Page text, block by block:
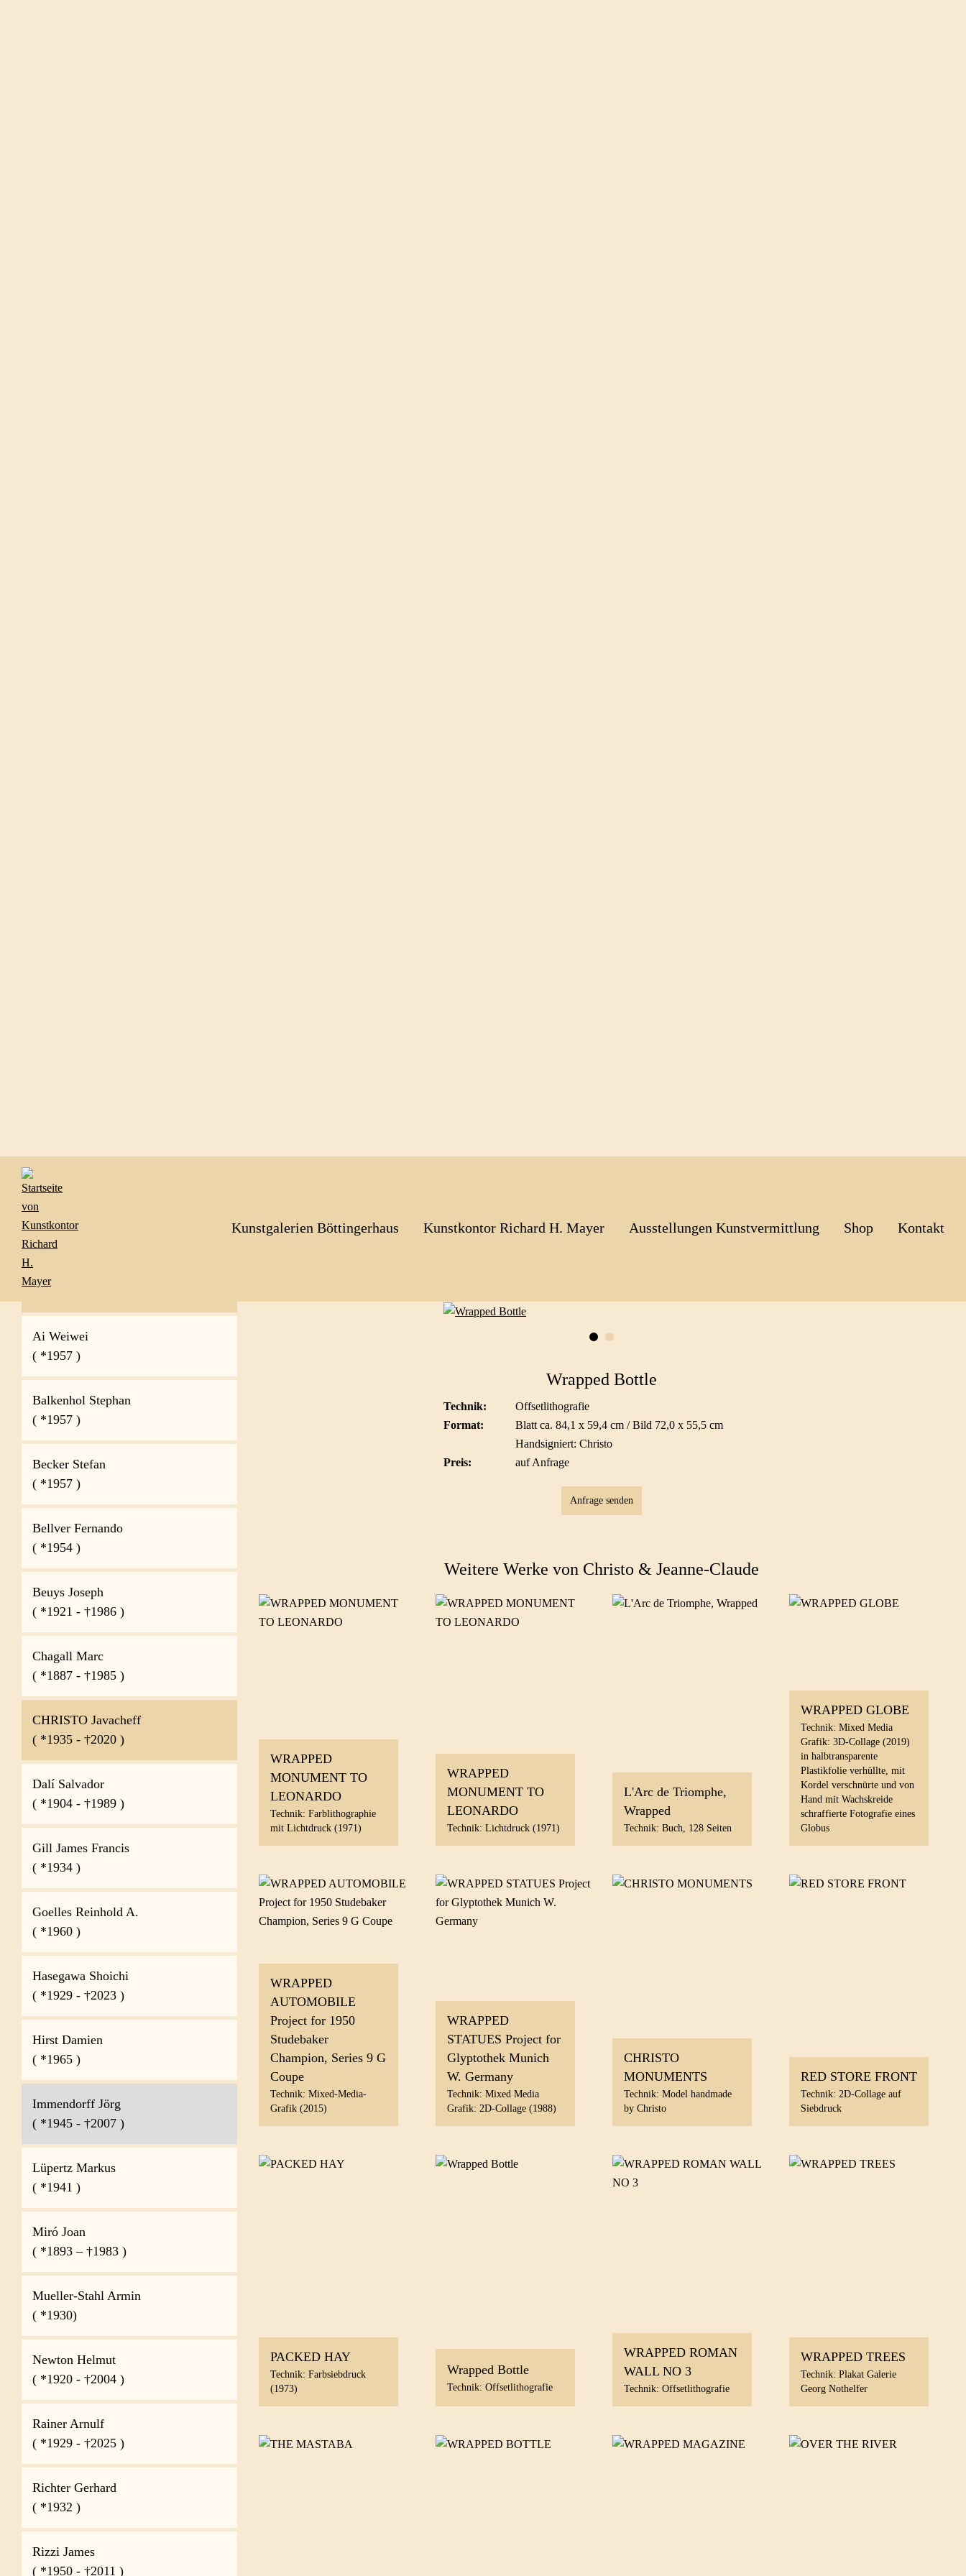
Kunstgalerien Böttingerhaus Kunstkontor Richard H. Mayer Ausstellungen Kunstvermittlung Shop Kontakt
Künstler
Ai Weiwei
( *1957 )
Balkenhol Stephan
( *1957 )
Becker Stefan
( *1957 )
Bellver Fernando
( *1954 )
Beuys Joseph
( *1921 - †1986 )
Chagall Marc
( *1887 - †1985 )
CHRISTO Javacheff
( *1935 - †2020 )
Dalí Salvador
( *1904 - †1989 )
Gill James Francis
( *1934 )
Goelles Reinhold A.
( *1960 )
Hasegawa Shoichi
( *1929 - †2023 )
Hirst Damien
( *1965 )
Immendorff Jörg
( *1945 - †2007 )
Lüpertz Markus
( *1941 )
Miró Joan
( *1893 – †1983 )
Mueller-Stahl Armin
( *1930)
Newton Helmut
( *1920 - †2004 )
Rainer Arnulf
( *1929 - †2025 )
Richter Gerhard
( *1932 )
Rizzi James
( *1950 - †2011 )
CHRISTO & JEANNE-CLAUDE
Wrapped Bottle
Technik:
Offsetlithografie
Format:
Blatt ca. 84,1 x 59,4 cm / Bild 72,0 x 55,5 cm
Handsigniert: Christo
Preis:
auf Anfrage
Anfrage senden
Weitere Werke von Christo & Jeanne-Claude
WRAPPED
MONUMENT TO
LEONARDO
Technik: Farblithographie
mit Lichtdruck (1971)
WRAPPED
MONUMENT TO
LEONARDO
Technik: Lichtdruck (1971)
L'Arc de Triomphe,
Wrapped
Technik: Buch, 128 Seiten
WRAPPED GLOBE
Technik: Mixed Media
Grafik: 3D-Collage (2019)
in halbtransparente
Plastikfolie verhüllte, mit
Kordel verschnürte und von
Hand mit Wachskreide
schraffierte Fotografie eines
Globus
WRAPPED
AUTOMOBILE
Project for 1950
Studebaker
Champion, Series 9 G
Coupe
Technik: Mixed-Media-
Grafik (2015)
WRAPPED
STATUES Project for
Glyptothek Munich
W. Germany
Technik: Mixed Media
Grafik: 2D-Collage (1988)
CHRISTO
MONUMENTS
Technik: Model handmade
by Christo
RED STORE FRONT
Technik: 2D-Collage auf
Siebdruck
PACKED HAY
Technik: Farbsiebdruck
(1973)
Wrapped Bottle
Technik: Offsetlithografie
WRAPPED ROMAN
WALL NO 3
Technik: Offsetlithografie
WRAPPED TREES
Technik: Plakat Galerie
Georg Nothelfer